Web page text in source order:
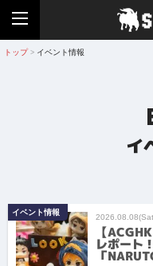
トップ > イベント情報
イ
イベント情報
【
レポート
「